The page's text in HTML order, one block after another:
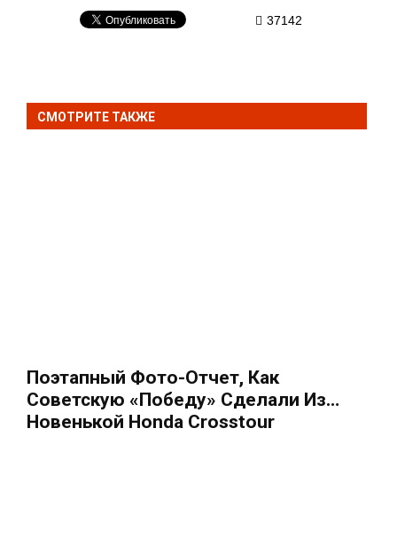
37142
СМОТРИТЕ ТАКЖЕ
Поэтапный Фото-Отчет, Как
Советскую «Победу» Сделали Из…
Новенькой Honda Crosstour